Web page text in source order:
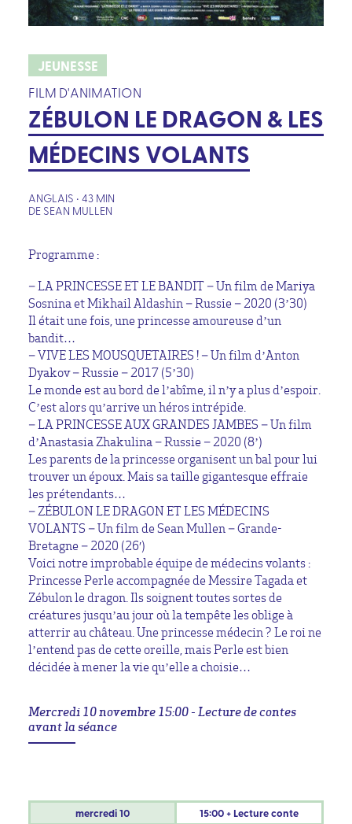
JEUNESSE
FILM D'ANIMATION
ZÉBULON LE DRAGON & LES
MÉDECINS VOLANTS
ANGLAIS • 43 MIN
DE SEAN MULLEN
Programme :
– LA PRINCESSE ET LE BANDIT – Un film de Mariya
Sosnina et Mikhail Aldashin – Russie – 2020 (3’30)
Il était une fois, une princesse amoureuse d’un
bandit…
– VIVE LES MOUSQUETAIRES ! – Un film d’Anton
Dyakov – Russie – 2017 (5’30)
Le monde est au bord de l’abîme, il n’y a plus d’espoir.
C’est alors qu’arrive un héros intrépide.
– LA PRINCESSE AUX GRANDES JAMBES – Un film
d’Anastasia Zhakulina – Russie – 2020 (8’)
Les parents de la princesse organisent un bal pour lui
trouver un époux. Mais sa taille gigantesque effraie
les prétendants…
– ZÉBULON LE DRAGON ET LES MÉDECINS
VOLANTS – Un film de Sean Mullen – Grande-
Bretagne – 2020 (26′)
Voici notre improbable équipe de médecins volants :
Princesse Perle accompagnée de Messire Tagada et
Zébulon le dragon. Ils soignent toutes sortes de
créatures jusqu’au jour où la tempête les oblige à
atterrir au château. Une princesse médecin ? Le roi ne
l’entend pas de cette oreille, mais Perle est bien
décidée à mener la vie qu’elle a choisie…
Mercredi 10 novembre 15:00 - Lecture de contes
avant la séance
mercredi10 15:00 + Lecture conte